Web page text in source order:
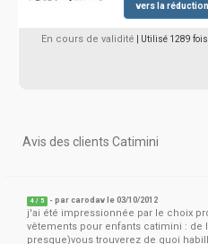
vers la réduction
En cours de validité | Utilisé 1289 fois
Avis des clients Catimini
4 / 5 - parcarodav le 03/10/2012
j'ai été impressionnée par le choix
vêtements pour enfants catimini : de
presque)vous trouverez de quoi